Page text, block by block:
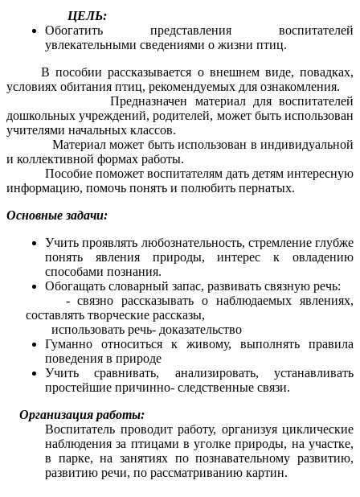
ЦЕЛЬ:
Обогатить представления воспитателей
увлекательными сведениями о жизни птиц.
В пособии рассказывается о внешнем виде, повадках,
условиях обитания птиц, рекомендуемых для ознакомления.
Предназначен материал для воспитателей
дошкольных учреждений, родителей, может быть использован
учителями начальных классов.
Материал может быть использован в индивидуальной
и коллективной формах работы.
Пособие поможет воспитателям дать детям интересную
информацию, помочь понять и полюбить пернатых.
Основные задачи:
Учить проявлять любознательность, стремление глубже
понять явления природы, интерес к овладению
способами познания.
Обогащать словарный запас, развивать связную речь:
- связно рассказывать о наблюдаемых явлениях,
составлять творческие рассказы,
использовать речь- доказательство
Гуманно относиться к живому, выполнять правила
поведения в природе
Учить сравнивать, анализировать, устанавливать
простейшие причинно- следственные связи.
Организация работы:
Воспитатель проводит работу, организуя циклические
наблюдения за птицами в уголке природы, на участке,
в парке, на занятиях по познавательному развитию,
развитию речи, по рассматриванию картин.